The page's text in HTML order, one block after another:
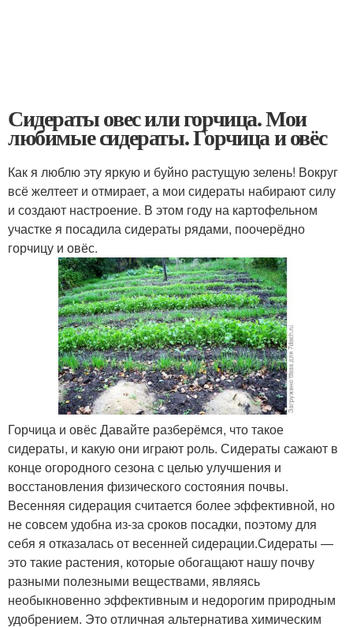
Сидераты овес или горчица. Мои
любимые сидераты. Горчица и овёс
Как я люблю эту яркую и буйно растущую зелень! Вокруг
всё желтеет и отмирает, а мои сидераты набирают силу
и создают настроение. В этом году на картофельном
участке я посадила сидераты рядами, поочерёдно
горчицу и овёс.
Горчица и овёс Давайте разберёмся, что такое
сидераты, и какую они играют роль. Сидераты сажают в
конце огородного сезона с целью улучшения и
восстановления физического состояния почвы.
Весенняя сидерация считается более эффективной, но
не совсем удобна из-за сроков посадки, поэтому для
себя я отказалась от весенней сидерации.Сидераты —
это такие растения, которые обогащают нашу почву
разными полезными веществами, являясь
необыкновенно эффективным и недорогим природным
удобрением. Это отличная альтернатива химическим